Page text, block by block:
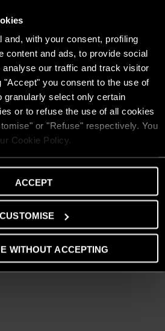
and, with your consent, profiling
content and ads, to provide social
analyse our traffic and track visitor
"Accept" you consent to the use of
granularly select only certain
or to refuse the use of all cookies
or "Refuse" respectively. You
Cookie Policy.
ACCEPT
CUSTOMISE
WITHOUT ACCEPTING